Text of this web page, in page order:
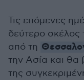
Τις επόμενες
δεύτερο σκέλος
από τη
την Ασία και θα
της